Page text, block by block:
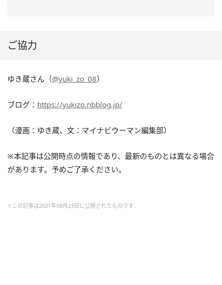
ご協力
ゆき蔵さん（@yuki_zo_08）
ブログ： https://yukizo.nbblog.jp/
（漫画：ゆき蔵、文：マイナビウーマン編集部）
※本記事は公開時点の情報であり、最新のものとは異なる場合
があります。予めご了承ください。
※この記事は2021年08月23日に公開されたものです